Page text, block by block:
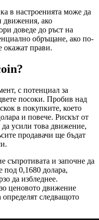
в настроенията може да
движения, ако
доведе до ръст на
обръщане, ако по-
окажат прави.
с потенциал за
посоки. Пробив над
в покупките, което
и повече. Рискът от
усили това движение,
продавачи ще бъдат
съпротивата и започне да
под 0,1680 долара,
да избледнее.
ценовото движение
следващото